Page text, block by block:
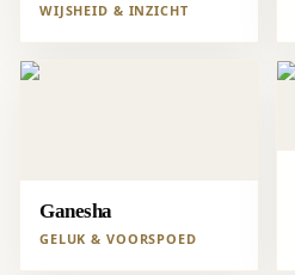
WIJSHEID & INZICHT
Ganesha
GELUK & VOORSPOED